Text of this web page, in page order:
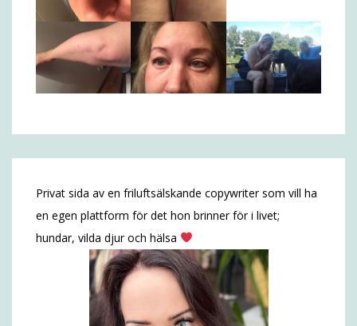
Privat sida av en friluftsälskande copywriter som vill ha
en egen plattform för det hon brinner för i livet;
hundar, vilda djur och hälsa